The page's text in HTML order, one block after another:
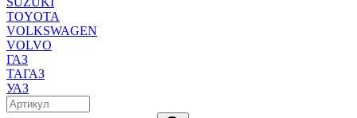
TOYOTA
VOLKSWAGEN
VOLVO
ГАЗ
ТАГАЗ
УАЗ